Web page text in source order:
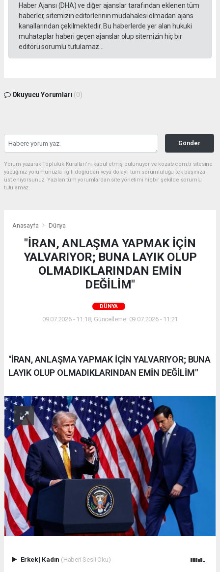
Haber Ajansı (DHA) ve diğer ajanslar tarafından eklenen tüm
haberler, sitemizin editörlerinin müdahalesi olmadan ajans
kanallarından çekilmektedir. Bu haberlerde yer alan hukuki
muhataplar haberi geçen ajanslar olup sitemizin hiç bir
editörü sorumlu tutulamaz...
Okuyucu Yorumları (0)
Gönder
Yorum yazarak Topluluk Kuralları’nı kabul etmiş bulunuyor ve kozatv.com.tr sitesine
yaptığınız yorumunuzla ilgili doğrudan veya dolaylı tüm sorumluluğu tek başınıza
üstleniyorsunuz. Yazılan tüm yorumlardan site yönetimi hiçbir şekilde sorumlu
tutulamaz.
Anasayfa Dünya
"İRAN, ANLAŞMA YAPMAK İÇİN
YALVARIYOR; BUNA LAYIK OLUP
OLMADIKLARINDAN EMİN
DEĞİLİM"
DÜNYA
09.07.2026 - 11:18, Güncelleme: 09.07.2026 - 11:21
"İRAN, ANLAŞMA YAPMAK İÇİN YALVARIYOR; BUNA
LAYIK OLUP OLMADIKLARINDAN EMİN DEĞİLİM"
Erkek| Kadın (Haberi Sesli Oku)